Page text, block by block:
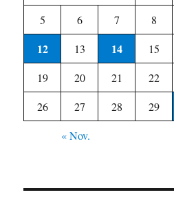
5
6 7 8
12 13 14 15
19
20 21 22
26
27 28 29
« Nov.